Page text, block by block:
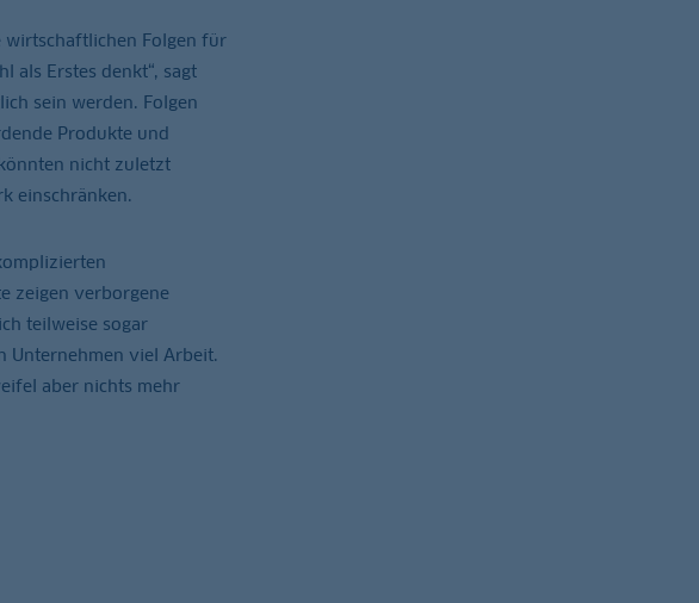
wirtschaftlichen Folgen für
als Erstes denkt“, sagt
sein werden. Folgen
Produkte und
nicht zuletzt
einschränken.
zeigen verborgene
teilweise sogar
Unternehmen viel Arbeit.
aber nichts mehr